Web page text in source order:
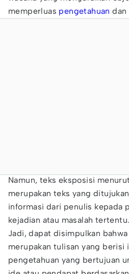
memperluas pengetahuan dan
Namun, teks eksposisi
merupakan teks yang
informasi dari penulis kepada
kejadian atau masalah tertentu.
Jadi, dapat disimpulkan
merupakan tulisan yang berisi
pengetahuan yang bertujuan